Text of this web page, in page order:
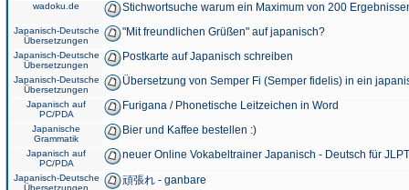
wadoku.de Stichwortsuche warum ein Maximum von 200
Japanisch-Deutsche
Übersetzungen
"Mit freundlichen Grüßen" auf japanisch?
Japanisch-Deutsche
Übersetzungen
Postkarte auf Japanisch schreiben
Japanisch-Deutsche
Übersetzungen
Übersetzung von Semper Fi (Semper fidelis) in ein
Japanisch auf
PC/PDA
Furigana / Phonetische Leitzeichen in Word
Japanische
Grammatik
Bier und Kaffee bestellen :)
Japanisch auf
PC/PDA
neuer Online Vokabeltrainer Japanisch - Deutsch für
Japanisch-Deutsche
Übersetzungen
頑張れ - ganbare